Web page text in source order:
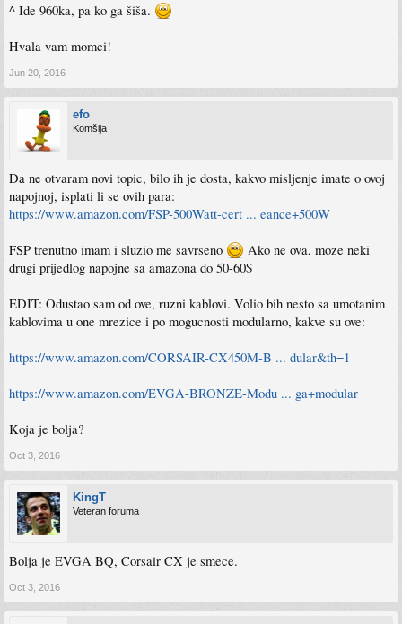
^ Ide 960ka, pa ko ga šiša.
Hvala vam momci!
Jun 20, 2016
efo
Komšija
Da ne otvaram novi topic, bilo ih je dosta, kakvo misljenje imate o ovoj
napojnoj, isplati li se ovih para:
https://www.amazon.com/FSP-500Watt-cert ... eance+500W
FSP trenutno imam i sluzio me savrseno
Ako ne ova, moze neki
drugi prijedlog napojne sa amazona do 50-60$
EDIT: Odustao sam od ove, ruzni kablovi. Volio bih nesto sa umotanim
kablovima u one mrezice i po mogucnosti modularno, kakve su ove:
https://www.amazon.com/CORSAIR-CX450M-B ... dular&th=1
https://www.amazon.com/EVGA-BRONZE-Modu ... ga+modular
Koja je bolja?
Oct 3, 2016
KingT
Veteran foruma
Bolja je EVGA BQ, Corsair CX je smece.
Oct 3, 2016